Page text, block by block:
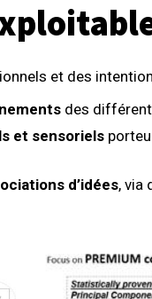
et des
des
et sensoriels
d’idées, via